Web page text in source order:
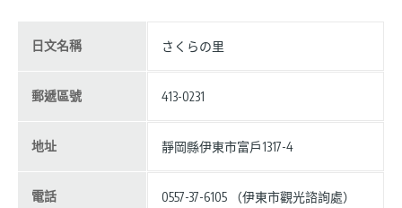
日文名稱 さくらの里
郵遞區號 413-0231
地址 靜岡縣伊東市富戶1317-4
電話 0557-37-6105 （伊東市觀光諮詢處）